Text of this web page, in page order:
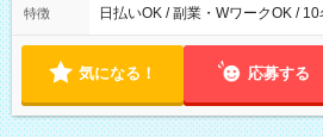
特徴 日払いOK / 副業・WワークOK /
気になる！ 応募する